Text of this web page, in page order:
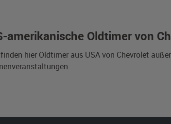
amerikanische Oldtimer von
hier Oldtimer aus USA von Chevrolet